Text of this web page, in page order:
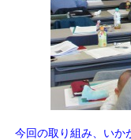
今回の取り組み、い